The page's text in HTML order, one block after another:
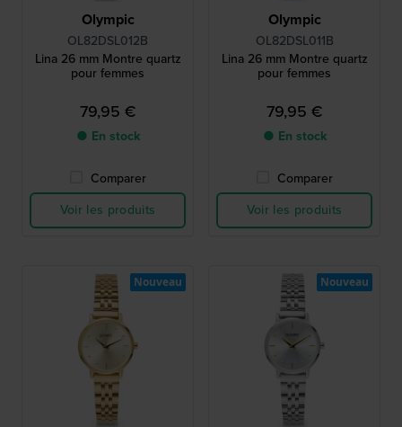
Olympic
OL82DSL012B
Lina 26 mm Montre quartz
pour femmes
79,95 €
● En stock
Comparer
Voir les produits
Olympic
OL82DSL011B
Lina 26 mm Montre quartz
pour femmes
79,95 €
● En stock
Comparer
Voir les produits
Nouveau Nouveau